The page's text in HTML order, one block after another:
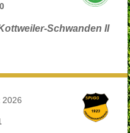
Schwanden II
2026